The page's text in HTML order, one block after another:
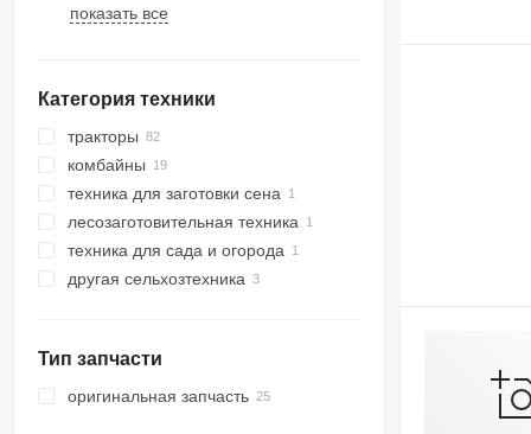
показать все
Категория техники
тракторы
тракторы гусеничные
тракторы колесные
комбайны
зерноуборочные комбайны
кормоуборочные комбайны
техника для заготовки сена
сельскохозяйственные погрузчики
лесозаготовительная техника
техника для сада и огорода
тракторы газонокосилки
другая сельхозтехника
Тип запчасти
оригинальная запчасть